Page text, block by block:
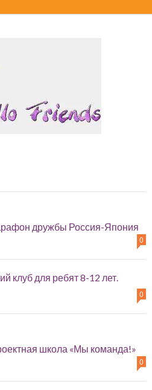
дружбы Россия-Япония
0
клуб для ребят 8-12 лет.
0
школа «Мы команда!»
0